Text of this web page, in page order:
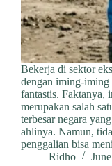
Bekerja di sektor
dengan iming-iming
fantastis. Faktanya,
merupakan salah
terbesar negara
ahlinya. Namun,
penggalian bisa
Ridho